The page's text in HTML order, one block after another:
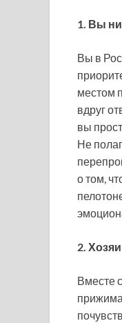
1. Вы
Вы в
местом
вдруг
вы
Не
о том,
2.
Вместе